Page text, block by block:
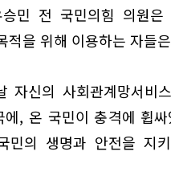
민 전 국민의힘 의원
적을 위해 이용하는 자들
자신의 사회관계망서비
에, 온 국민이 충격에 휩
민의 생명과 안전을 지